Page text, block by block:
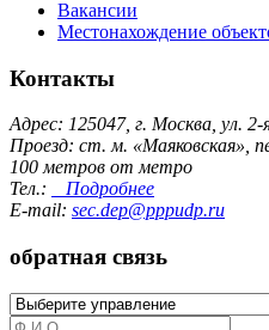
Вакансии
Местонахождение
Контакты
Адрес: 125047, г. Москва, ул. 2-
Проезд: ст. м. «Маяковская»,
100 метров от метро
Тел.:
Подробнее
E-mail: sec.dep@pppudp.ru
обратная связь